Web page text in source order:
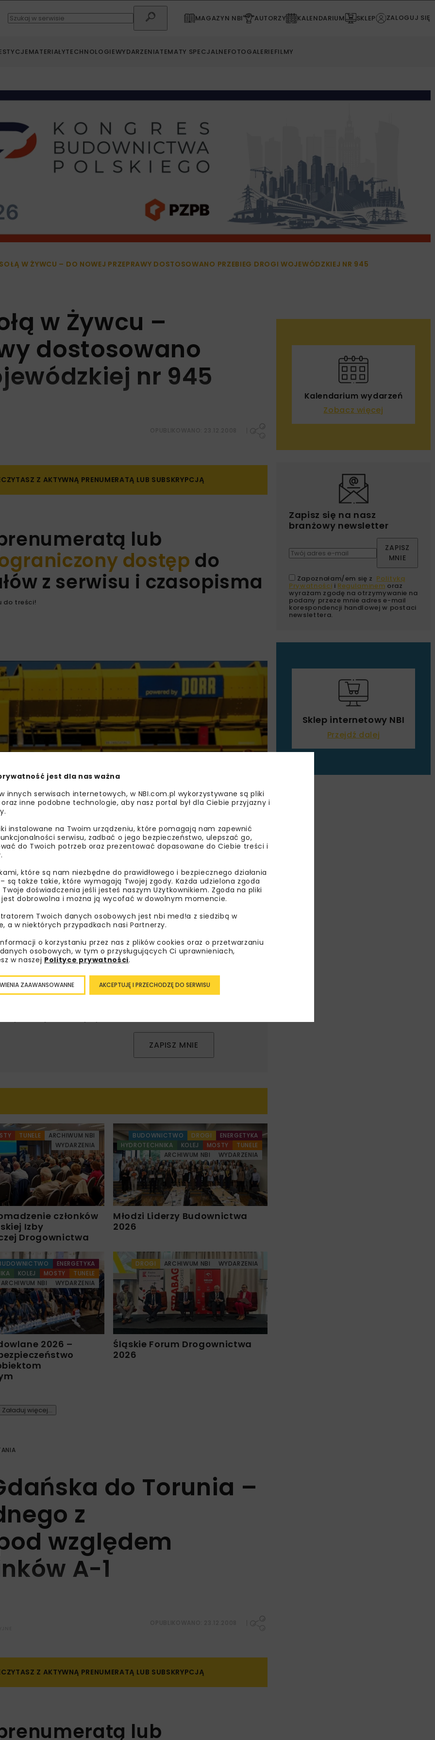
MAGAZYN NBI AUTORZY KALENDARIUM SKLEP ZALOGUJ SIĘ
MATERIAŁYTECHNOLOGIEWYDARZENIATEMATY SPECJALNEFOTOGALERIEFILMY
W ŻYWCU – DO NOWEJ PRZEPRAWY DOSTOSOWANO PRZEBIEG DROGI WOJEWÓDZKIEJ NR 945
w Żywcu –
dostosowano
nr 945
Z AKTYWNĄ PRENUMERATĄ LUB SUBSKRYPCJĄ
lub
dostęp do
z serwisu i czasopisma
do treści!
KPRM ASPEKT GRUPA MOSTOWA MOSTY
wiedzieć więcej?
się do newslettera aby otrzymywać od nas
atrakcyjne oferty i dedykowane akcje
ZAPISZ MNIE
TUNELE
ARCHIWUM NBI
WYDARZENIA
członków
Izby
Drogownictwa
BUDOWNICTWO DROGI
ENERGETYKA
HYDROTECHNIKA
KOLEJ MOSTY
TUNELE
ARCHIWUM NBI
WYDARZENIA
Młodzi Liderzy Budownictwa
2026
ENERGETYKA
KOLEJ MOSTY
TUNELE
ARCHIWUM NBI
WYDARZENIA
2026 –
DROGI ARCHIWUM NBI WYDARZENIA
Śląskie Forum Drogownictwa
2026
Załaduj więcej...
do Torunia –
z
względem
A-1
Z AKTYWNĄ PRENUMERATĄ LUB SUBSKRYPCJĄ
lub
Kalendarium wydarzeń
Zobacz więcej
Zapisz się na nasz
branżowy newsletter
ZAPISZ
MNIE
Zapoznałam/em się z Polityką
Prywatności i Regulaminem oraz
wyrażam zgodę na otrzymywanie na
podany przeze mnie adres e-mail
korespondencji handlowej w postaci
newslettera.
Sklep internetowy NBI
Przejdź dalej
jest dla nas ważna
innych serwisach internetowych, w NBI.com.pl wykorzystywane są pliki
inne podobne technologie, aby nasz portal był dla Ciebie przyjazny i
instalowane na Twoim urządzeniu, które pomagają nam zapewnić
serwisu, zadbać o jego bezpieczeństwo, ulepszać go,
do Twoich potrzeb oraz prezentować dopasowane do Ciebie treści i
które są nam niezbędne do prawidłowego i bezpiecznego działania
są także takie, które wymagają Twojej zgody. Każda udzielona zgoda
doświadczenia jeśli jesteś naszym Użytkownikiem. Zgoda na pliki
dobrowolna i można ją wycofać w dowolnym momencie.
Twoich danych osobowych jest nbi med!a z siedzibą w
a w niektórych przypadkach nasi Partnerzy.
o korzystaniu przez nas z plików cookies oraz o przetwarzaniu
osobowych, w tym o przysługujących Ci uprawnieniach,
w naszej Polityce prywatności.
AKCEPTUJĘ I PRZECHODZĘ DO SERWISU
ZAAWANSOWANNE